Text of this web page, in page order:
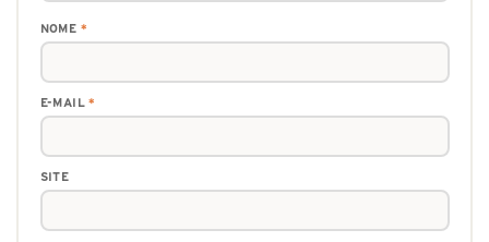
NOME *
E-MAIL*
SITE